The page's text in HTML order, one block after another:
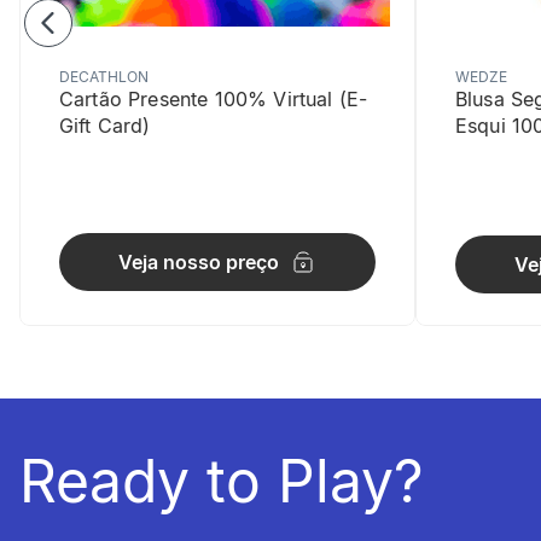
Detalhes
DECATHLON
Cartão Presente 100% Virtual (E-
Gift Card)
Veja nosso preço
WEDZE
Blusa
Esqui
Ready to Play?